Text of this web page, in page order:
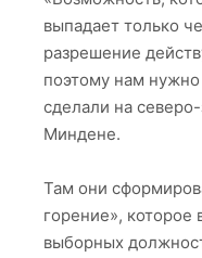
выпадает только
разрешение
поэтому нам нужно
сделали на
Миндене.
Там они
горение», которое
выборных